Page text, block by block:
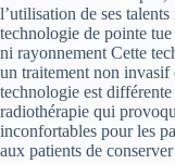
l’utilisation de ses
technologie de pointe
ni rayonnement Cette
un traitement non
technologie est
radiothérapie qui
inconfortables pour les
aux patients de